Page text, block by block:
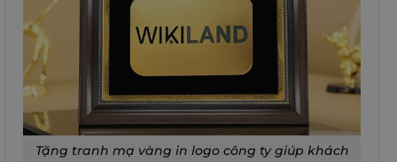
Tặng tranh mạ vàng in logo công ty giúp khách